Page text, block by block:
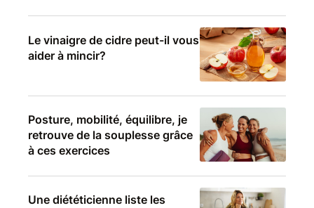
Le vinaigre de cidre peut-il vous
aider à mincir?
Posture, mobilité, équilibre, je
retrouve de la souplesse grâce
à ces exercices
Une diététicienne liste les